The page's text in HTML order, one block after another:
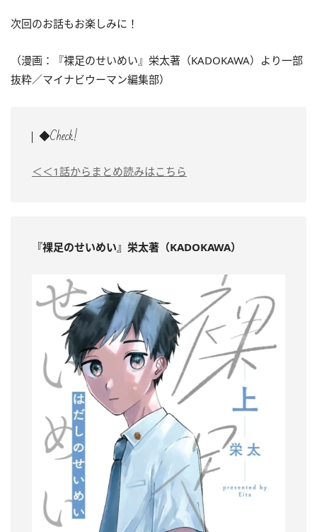
次回のお話もお楽しみに！
（漫画：『裸足のせいめい』栄太著（KADOKAWA）より一部
抜粋／マイナビウーマン編集部）
◆Check!
＜＜1話からまとめ読みはこちら
『裸足のせいめい』栄太著（KADOKAWA）